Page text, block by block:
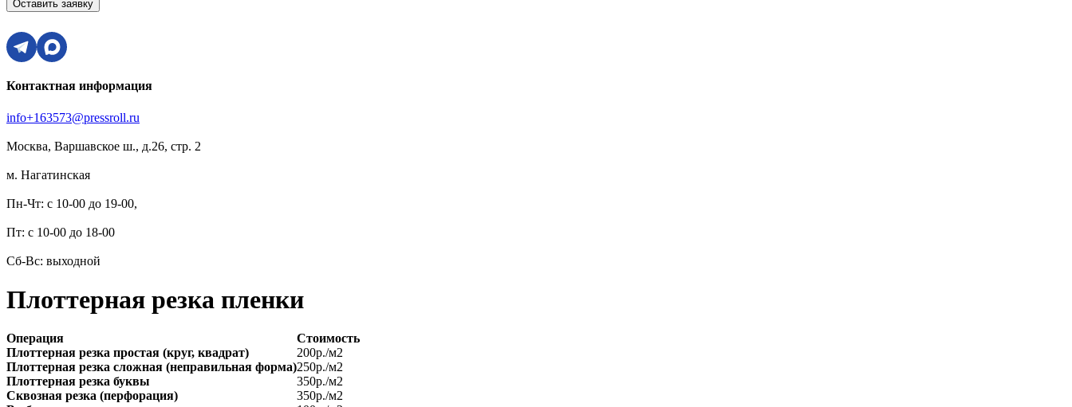
Оставить заявку
Контактная информация
info+163573@pressroll.ru
Москва, Варшавское ш., д.26, стр. 2
м. Нагатинская
Пн-Чт: с 10-00 до 19-00,
Пт: с 10-00 до 18-00
Сб-Вс: выходной
Плоттерная резка пленки
Операция
Стоимость
Плоттерная резка простая (круг, квадрат)
200р./м2
Плоттерная резка сложная (неправильная форма)250р./м2
Плоттерная резка буквы
350р./м2
Сквозная резка (перфорация)
350р./м2